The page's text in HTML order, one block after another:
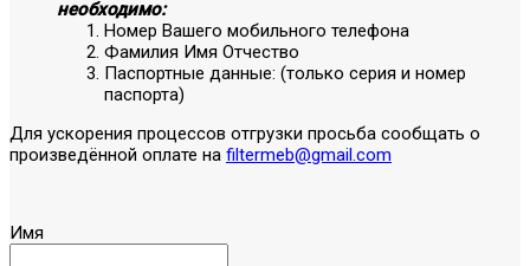
необходимо:
Номер Вашего мобильного телефона
Фамилия Имя Отчество
Паспортные данные: (только серия и номер
паспорта)
Для ускорения процессов отгрузки просьба сообщать о
произведённой оплате на filtermeb@gmail.com
Имя